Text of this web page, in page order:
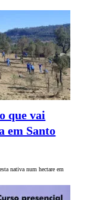
que vai
em Santo
nativa num hectare em